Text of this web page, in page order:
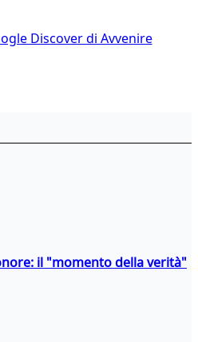
Discover di Avvenire
il "momento della verità"